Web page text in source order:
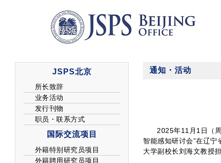
通知・活动
2025年11月1日（
智能感知研讨会”在辽
大学副校长刘海文教授